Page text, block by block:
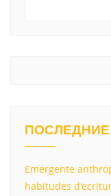
Emergente
habitudes